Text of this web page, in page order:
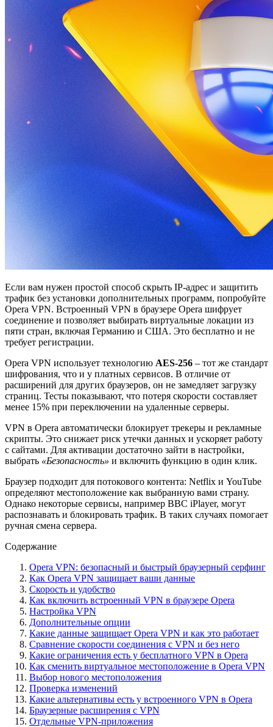
Если вам нужен простой способ скрыть IP-адрес и защитить
трафик без установки дополнительных программ, попробуйте
Opera VPN. Встроенный VPN в браузере Opera шифрует
соединение и позволяет выбирать виртуальные локации из
пяти стран, включая Германию и США. Это бесплатно и не
требует регистрации.
Opera VPN использует технологию AES-256 – тот же стандарт
шифрования, что и у платных сервисов. В отличие от
расширений для других браузеров, он не замедляет загрузку
страниц. Тесты показывают, что потеря скорости составляет
менее 15% при переключении на удаленные серверы.
VPN в Opera автоматически блокирует трекеры и рекламные
скрипты. Это снижает риск утечки данных и ускоряет работу
с сайтами. Для активации достаточно зайти в настройки,
выбрать «Безопасность» и включить функцию в один клик.
Браузер подходит для потокового контента: Netflix и YouTube
определяют местоположение как выбранную вами страну.
Однако некоторые сервисы, например BBC iPlayer, могут
распознавать и блокировать трафик. В таких случаях помогает
ручная смена сервера.
Содержание
Opera VPN: безопасный и быстрый браузерный серфинг
Как Opera VPN защищает ваши данные
Скорость и удобство
Как включить встроенный VPN в браузере Opera
Настройка VPN
Дополнительные опции
Какие данные защищает Opera VPN и как это работает
Сравнение скорости соединения с VPN и без него
Какие ограничения есть у бесплатного VPN в Opera
Как сменить виртуальное местоположение в Opera VPN
Выбор нового местоположения
Проверка изменений
Какие альтернативы есть у встроенного VPN в Opera
Браузерные расширения с VPN
Отдельные VPN-приложения